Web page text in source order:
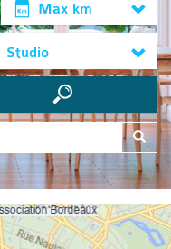
Max km
Studio